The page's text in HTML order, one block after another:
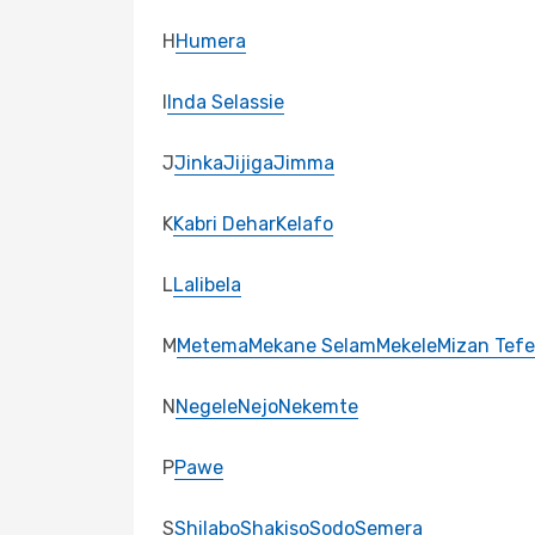
HHumera
IInda Selassie
JJinkaJijigaJimma
KKabri DeharKelafo
LLalibela
MMetemaMekane SelamMekeleMizan
NNegeleNejoNekemte
PPawe
SShilaboShakisoSodoSemera